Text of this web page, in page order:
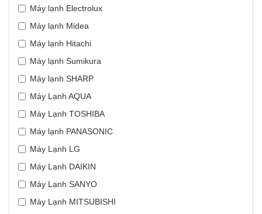
Máy lạnh Electrolux
Máy lạnh Midea
Máy lạnh Hitachi
Máy lạnh Sumikura
Máy lạnh SHARP
Máy Lạnh AQUA
Máy Lạnh TOSHIBA
Máy lạnh PANASONIC
Máy Lạnh LG
Máy Lạnh DAIKIN
Máy Lạnh SANYO
Máy Lạnh MITSUBISHI